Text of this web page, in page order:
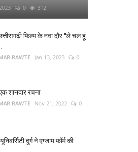
0 312
फिल्म के नवा दौर "ले चल हूं
RAWTE Jan 13, 2023
0
शानदार रचना
RAWTE Nov 21, 2022
0
दुर्ग ने एग्जाम फॉर्म की